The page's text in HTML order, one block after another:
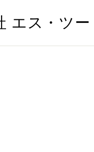
エス・ツー